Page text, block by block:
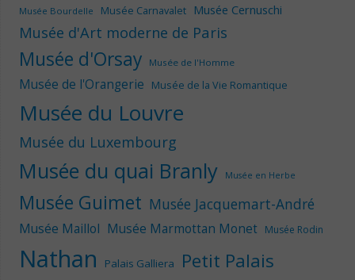
Musée Bourdelle
Musée Carnavalet Musée Cernuschi
Musée d'Art moderne de Paris
Musée d'Orsay Musée de l'Homme
Musée de l'Orangerie Musée de la Vie Romantique
Musée du Louvre
Musée du Luxembourg
Musée du quai Branly Musée en Herbe
Musée Guimet Musée Jacquemart-André
Musée Maillol Musée Marmottan Monet Musée Rodin
Nathan Palais Galliera Petit Palais